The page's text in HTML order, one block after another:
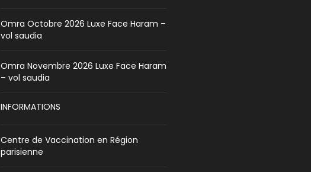
Omra Octobre 2026 Luxe Face Haram –
vol saudia
Omra Novembre 2026 Luxe Face Haram
– vol saudia
INFORMATIONS
Centre de Vaccination en Région
parisienne